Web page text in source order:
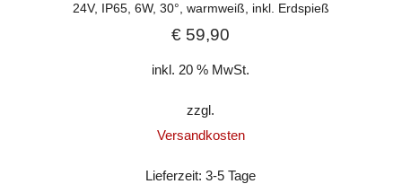
24V, IP65, 6W, 30°, warmweiß, inkl. Erdspieß
€ 59,90
inkl. 20 % MwSt.
zzgl.
Versandkosten
Lieferzeit:3-5 Tage